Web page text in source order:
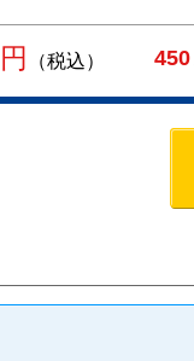
円 （税込） 450